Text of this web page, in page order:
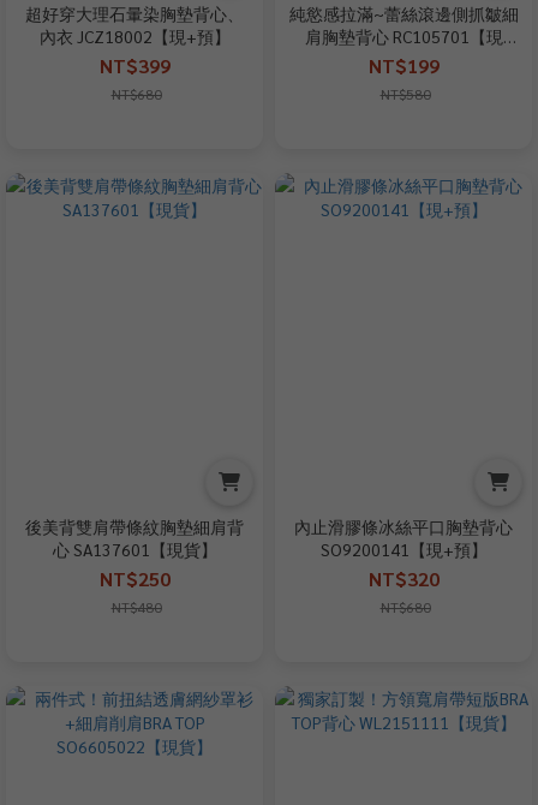
超好穿大理石暈染胸墊背心、
內衣 JCZ18002【現+預】
NT$399
NT$680
純慾感拉滿~蕾絲滾邊側抓皺細
肩胸墊背心 RC105701【現
+預】
NT$199
NT$580
後美背雙肩帶條紋胸墊細肩背
心 SA137601【現貨】
NT$250
NT$480
內止滑膠條冰絲平口胸墊背心
SO9200141【現+預】
NT$320
NT$680